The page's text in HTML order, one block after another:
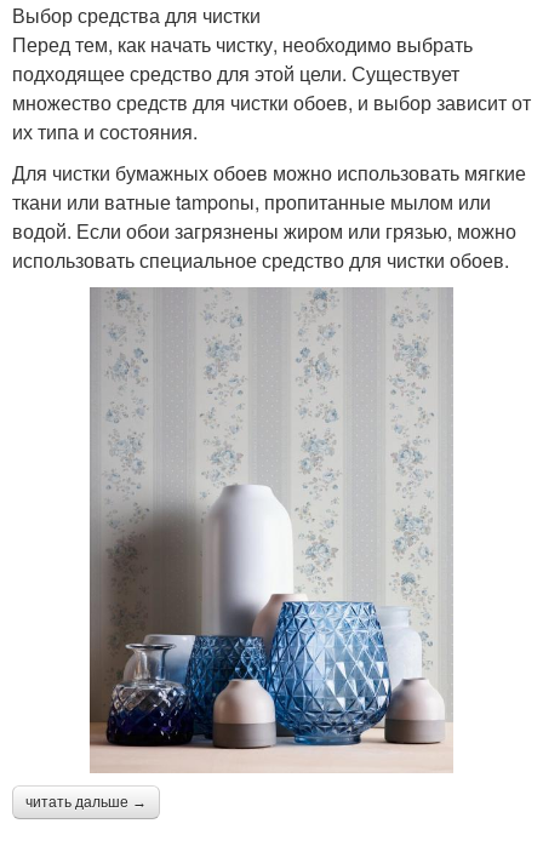
Выбор средства для чистки
Перед тем, как начать чистку, необходимо выбрать
подходящее средство для этой цели. Существует
множество средств для чистки обоев, и выбор зависит от
их типа и состояния.
Для чистки бумажных обоев можно использовать мягкие
ткани или ватные tamponы, пропитанные мылом или
водой. Если обои загрязнены жиром или грязью, можно
использовать специальное средство для чистки обоев.
читать дальше →